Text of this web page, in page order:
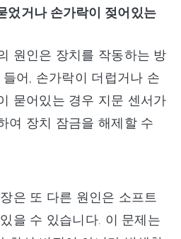
었거나 손가락이 젖어있는
원인은 장치를 작동하는 방
어, 손가락이 더럽거나 손
묻어있는 경우 지문 센서가
여 장치 잠금을 해제할 수
은 또 다른 원인은 소프트
을 수 있습니다. 이 문제는